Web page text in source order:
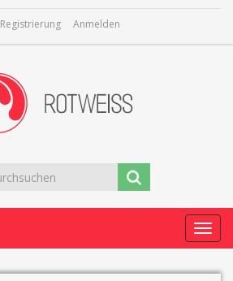
Registrierung Anmelden